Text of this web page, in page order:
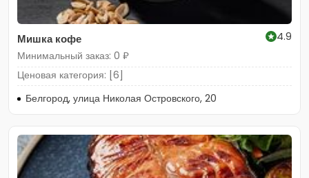
Мишка кофе
4.9
Минимальный заказ: 0 ₽
Ценовая категория: [6]
Белгород, улица Николая Островского, 20